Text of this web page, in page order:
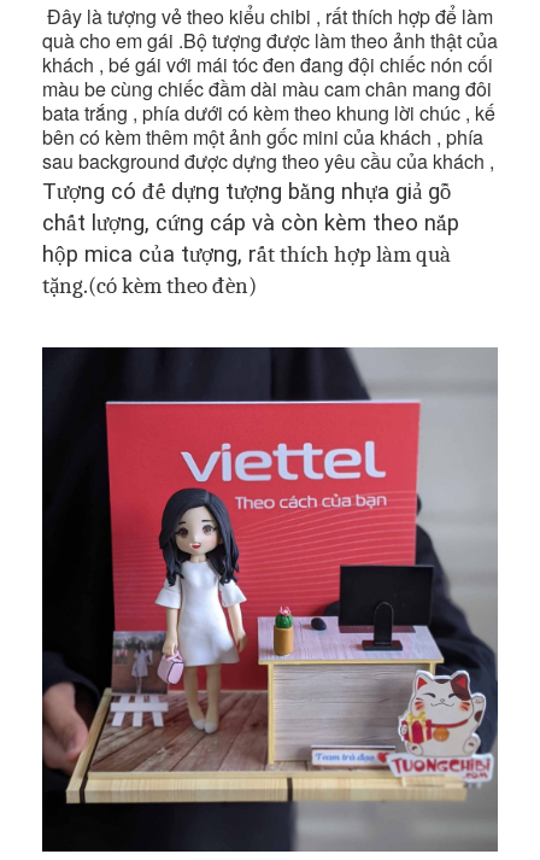
Đây là tượng vẻ theo kiểu chibi , rất thích hợp để làm
quà cho em gái .Bộ tượng được làm theo ảnh thật của
khách , bé gái với mái tóc đen đang đội chiếc nón cối
màu be cùng chiếc đầm dài màu cam chân mang đôi
bata trắng , phía dưới có kèm theo khung lời chúc , kế
bên có kèm thêm một ảnh gốc mini của khách , phía
sau background được dựng theo yêu cầu của khách ,
Tượng có đế dựng tượng bằng nhựa giả gỗ
chất l ượng, cứng cáp và còn kèm theo nắp
hộp mica của tượng, rất thích hợp làm quà
tặng.(có kèm theo đèn)